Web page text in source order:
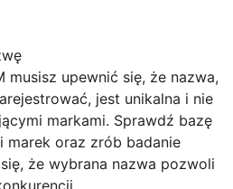
musisz upewnić się, że nazwa,
jest unikalna i nie
markami. Sprawdź bazę
marek oraz zrób badanie
że wybrana nazwa pozwoli